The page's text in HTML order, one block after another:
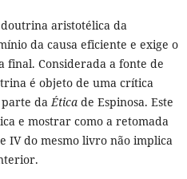
aristotélica da
da causa eficiente e exige o
final. Considerada a fonte de
é objeto de uma crítica
parte daÉticade Espinosa. Este
e mostrar como a retomada
IV do mesmo livro não implica